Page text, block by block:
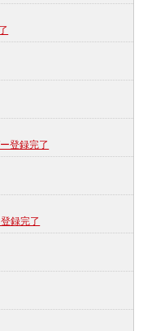
登録完了
録完了